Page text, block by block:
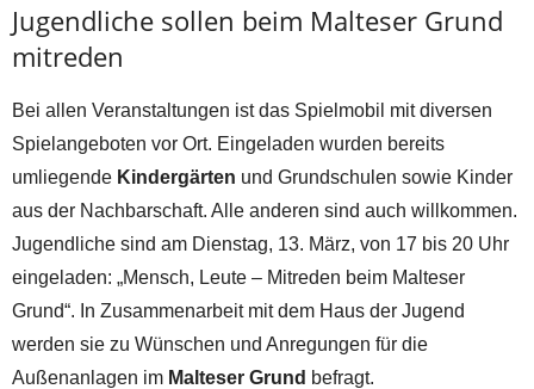
Jugendliche sollen beim Malteser Grund
mitreden
Bei allen Veranstaltungen ist das Spielmobil mit diversen
Spielangeboten vor Ort. Eingeladen wurden bereits
umliegende Kindergärten und Grundschulen sowie Kinder
aus der Nachbarschaft. Alle anderen sind auch willkommen.
Jugendliche sind am Dienstag, 13. März, von 17 bis 20 Uhr
eingeladen: „Mensch, Leute – Mitreden beim Malteser
Grund“. In Zusammenarbeit mit dem Haus der Jugend
werden sie zu Wünschen und Anregungen für die
Außenanlagen im Malteser Grund befragt.